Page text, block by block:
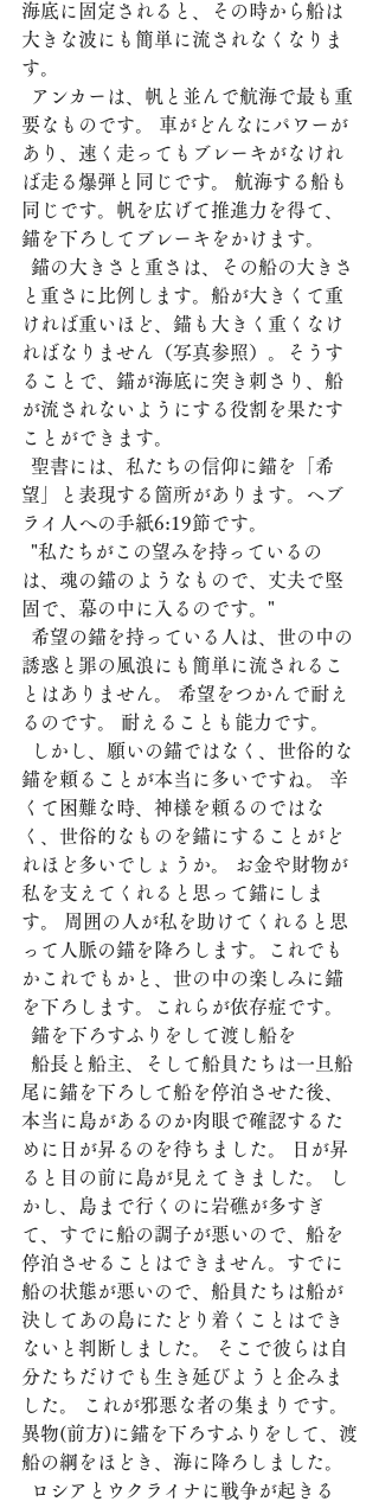
海底に固定されると、その時から船は
大きな波にも簡単に流されなくなりま
す。
要なものです。 車がどんなにパワーが
あり、速く走ってもブレーキがなけれ
ば走る爆弾と同じです。 航海する船も
同じです。帆を広げて推進力を得て、
錨を下ろしてブレーキをかけます。
と重さに比例します。船が大きくて重
ければ重いほど、錨も大きく重くなけ
ればなりません（写真参照）。そうす
ることで、錨が海底に突き刺さり、船
が流されないようにする役割を果たす
ことができます。
望」と表現する箇所があります。ヘブ
ライ人への手紙6:19節です。
は、魂の錨のようなもので、丈夫で堅
固で、幕の中に入るのです。"
誘惑と罪の風浪にも簡単に流されるこ
とはありません。 希望をつかんで耐え
るのです。 耐えることも能力です。
錨を頼ることが本当に多いですね。 辛
くて困難な時、神様を頼るのではな
く、世俗的なものを錨にすることがど
れほど多いでしょうか。 お金や財物が
私を支えてくれると思って錨にしま
す。 周囲の人が私を助けてくれると思
って人脈の錨を降ろします。これでも
かこれでもかと、世の中の楽しみに錨
を下ろします。これらが依存症です。
  錨を下ろすふりをして渡し船を
尾に錨を下ろして船を停泊させた後、
本当に島があるのか肉眼で確認するた
めに日が昇るのを待ちました。 日が昇
ると目の前に島が見えてきました。 し
かし、島まで行くのに岩礁が多すぎ
て、すでに船の調子が悪いので、船を
停泊させることはできません。すでに
船の状態が悪いので、船員たちは船が
決してあの島にたどり着くことはでき
ないと判断しました。 そこで彼らは自
分たちだけでも生き延びようと企みま
した。 これが邪悪な者の集まりです。
異物(前方)に錨を下ろすふりをして、渡
船の綱をほどき、海に降ろしました。